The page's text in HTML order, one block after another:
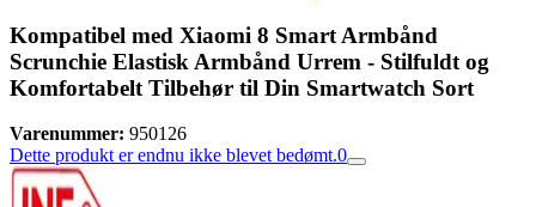
Kompatibel med Xiaomi 8 Smart Armbånd
Scrunchie Elastisk Armbånd Urrem - Stilfuldt og
Komfortabelt Tilbehør til Din Smartwatch Sort
Varenummer: 950126
Dette produkt er endnu ikke blevet bedømt.0